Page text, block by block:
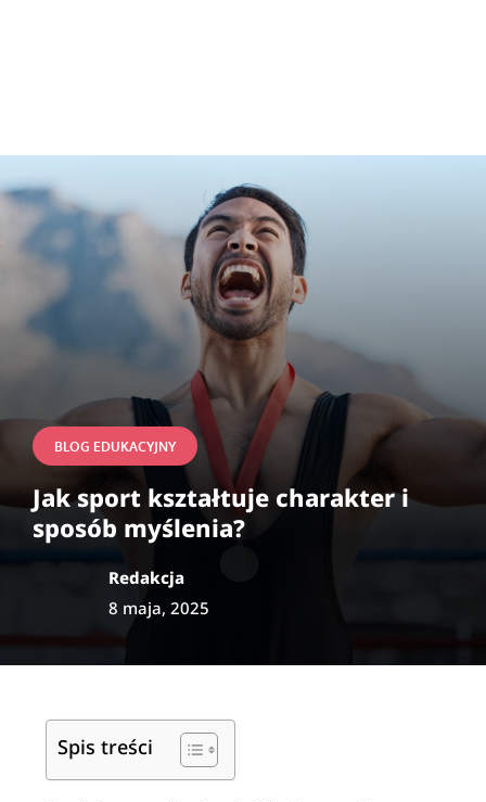
BLOG EDUKACYJNY
Jak sport kształtuje charakter i
sposób myślenia?
Redakcja
8 maja, 2025
Spis treści